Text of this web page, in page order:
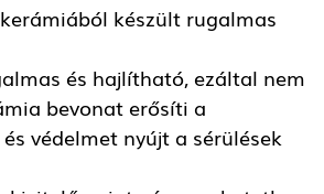
készült rugalmas
és hajlítható, ezáltal nem
bevonat erősíti a
védelmet nyújt a sérülések